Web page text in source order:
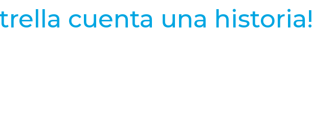
cuenta una historia!